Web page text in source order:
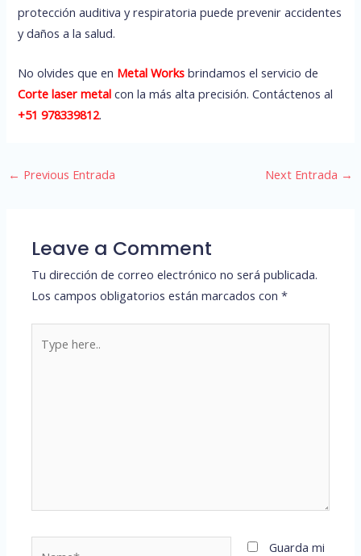
protección auditiva y respiratoria puede prevenir accidentes
y daños a la salud.
No olvides que en Metal Works brindamos el servicio de
Corte laser metal con la más alta precisión. Contáctenos al
+51 978339812.
← Previous Entrada Next Entrada →
Leave a Comment
Tu dirección de correo electrónico no será publicada.
Los campos obligatorios están marcados con*
here..
Guarda mi